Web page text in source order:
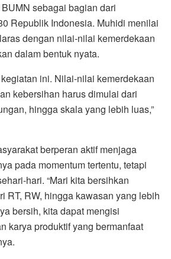
sebagai bagian dari
Republik Indonesia. Muhidi menilai
dengan nilai-nilai kemerdekaan
dalam bentuk nyata.
ini. Nilai-nilai kemerdekaan
kebersihan harus dimulai dari
hingga skala yang lebih luas,”
berperan aktif menjaga
pada momentum tertentu, tetapi
hari. “Mari kita bersihkan
RT, RW, hingga kawasan yang lebih
bersih, kita dapat mengisi
karya produktif yang bermanfaat